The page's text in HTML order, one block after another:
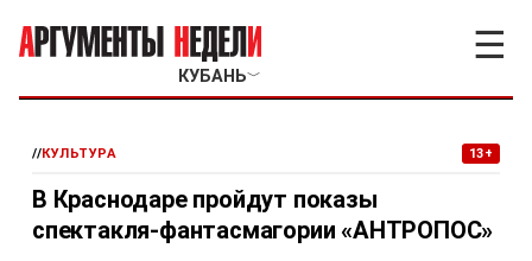
КУБАНЬ﹀
☰
//КУЛЬТУРА 13+
В Краснодаре пройдут показы
спектакля-фантасмагории «АНТРОПОС»